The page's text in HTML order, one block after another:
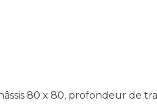
80 x 80, profondeur de